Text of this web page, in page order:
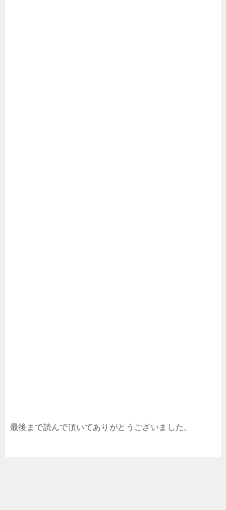
最後まで読んで頂いてありがとうございました。